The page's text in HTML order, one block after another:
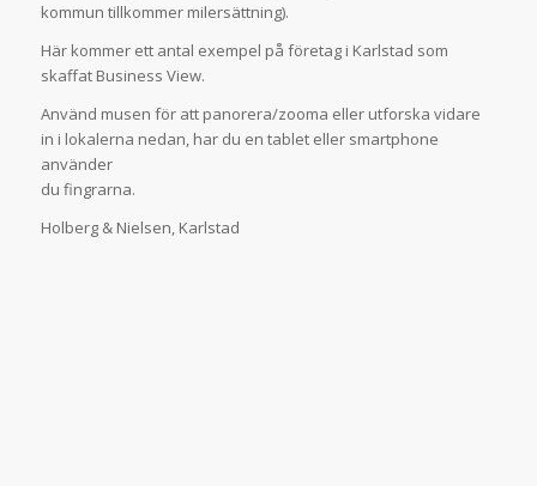
kommun tillkommer milersättning).
Här kommer ett antal exempel på företag i Karlstad som
skaffat Business View.
Använd musen för att panorera/zooma eller utforska vidare
in i lokalerna nedan, har du en tablet eller smartphone
använder
du fingrarna.
Holberg & Nielsen, Karlstad